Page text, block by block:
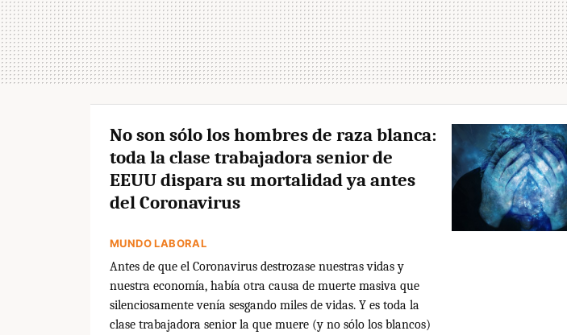
No son sólo los hombres de raza blanca:
toda la clase trabajadora senior de
EEUU dispara su mortalidad ya antes
del Coronavirus
MUNDO LABORAL
Antes de que el Coronavirus destrozase nuestras vidas y
nuestra economía, había otra causa de muerte masiva que
silenciosamente venía sesgando miles de vidas. Y es toda la
clase trabajadora senior la que muere (y no sólo los blancos)